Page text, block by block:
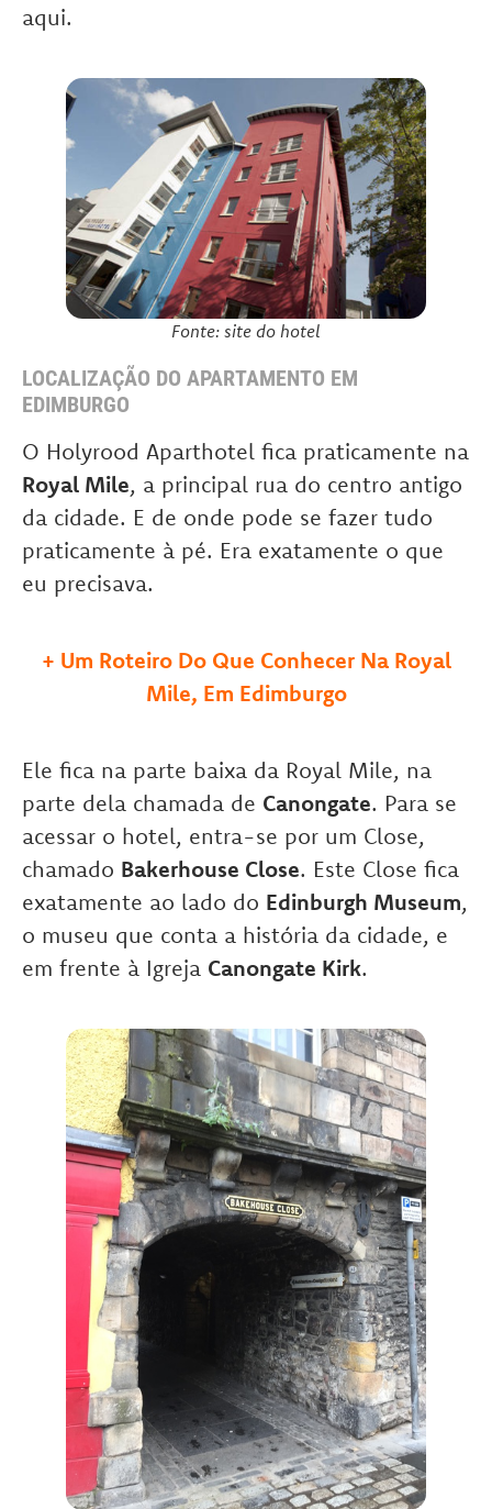
aqui.
Fonte: site do hotel
LOCALIZAÇÃO DO APARTAMENTO EM
EDIMBURGO
O Holyrood Aparthotel fica praticamente na
Royal Mile, a principal rua do centro antigo
da cidade. E de onde pode se fazer tudo
praticamente à pé. Era exatamente o que
eu precisava.
+ Um Roteiro Do Que Conhecer Na Royal
Mile, Em Edimburgo
Ele fica na parte baixa da Royal Mile, na
parte dela chamada de Canongate. Para se
acessar o hotel, entra-se por um Close,
chamado Bakerhouse Close. Este Close fica
exatamente ao lado do Edinburgh Museum,
o museu que conta a história da cidade, e
em frente à Igreja Canongate Kirk.